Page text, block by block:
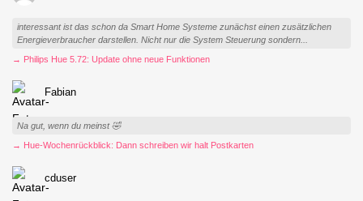
interessant ist das schon da Smart Home Systeme zunächst einen zusätzlichen
Energieverbraucher darstellen. Nicht nur die System Steuerung sondern...
→ Philips Hue 5.72: Update ohne neue Funktionen
Fabian
Na gut, wenn du meinst 🤣
→ Hue-Wochenrückblick: Dann schreiben wir halt Postkarten
cduser